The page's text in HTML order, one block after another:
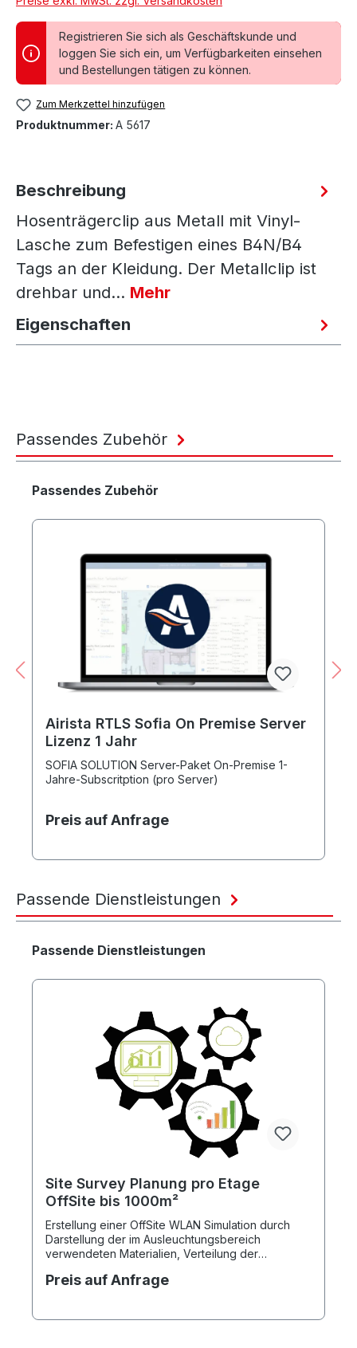
Registrieren Sie sich als Geschäftskunde und
loggen Sie sich ein, um Verfügbarkeiten einsehen
und Bestellungen tätigen zu können.
Zum Merkzettel hinzufügen
Produktnummer: A 5617
Beschreibung
Hosenträgerclip aus Metall mit Vinyl-
Lasche zum Befestigen eines B4N/B4
Tags an der Kleidung. Der Metallclip ist
drehbar und… Mehr
Eigenschaften
Passendes Zubehör
Produktgalerie überspringen
Passendes Zubehör
Airista RTLS Sofia On Premise Server
Lizenz 1 Jahr
SOFIA SOLUTION Server-Paket On-Premise 1-
Jahre-Subscritption (pro Server)
Preis auf Anfrage
Passende Dienstleistungen
Produktgalerie überspringen
Passende Dienstleistungen
Site Survey Planung pro Etage
OffSite bis 1000m²
Erstellung einer OffSite WLAN Simulation durch
Darstellung der im Ausleuchtungsbereich
verwendeten Materialien, Verteilung der
Einstellung optimaler Ausleuchtung und Datenrate
Preis auf Anfrage